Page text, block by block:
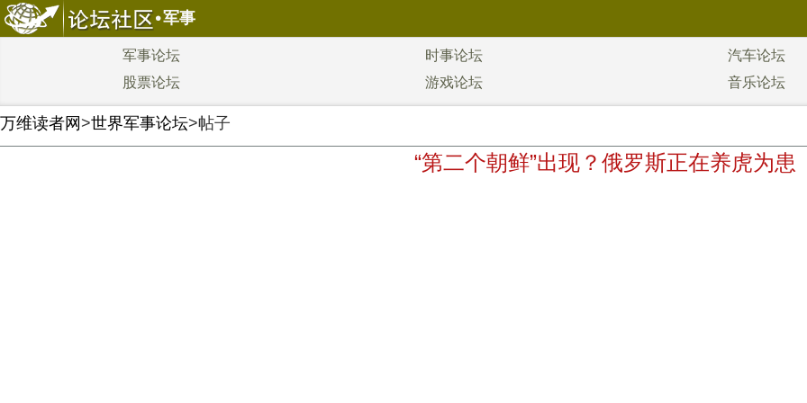
军事
军事论坛 时事论坛
汽车论坛
股票论坛
游戏论坛 音乐论坛
万维读者网 >世界军事论坛>帖子
“第二个朝鲜”出现？俄罗斯正在养虎为患